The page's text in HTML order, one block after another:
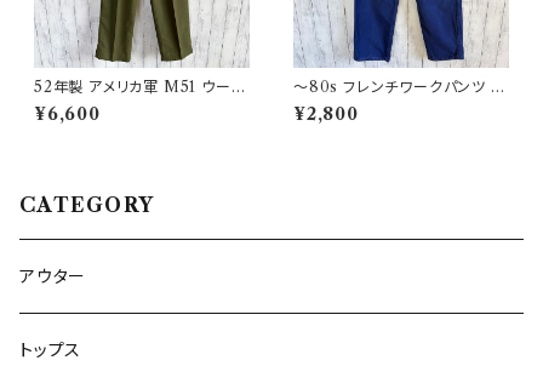
52年製 アメリカ軍 M51 ウール
パンツ ミリタリーパンツ スラッ
クス ヴィンテージ US ARMY 1
¥6,600
〜80s フレンチワークパンツ ユ
ーロワーク コットンパンツ
¥2,800
CATEGORY
アウター
トップス